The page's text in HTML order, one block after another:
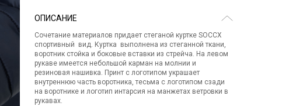
ОПИСАНИЕ
Сочетание материалов придает стеганой куртке SOCCX
спортивный вид. Куртка выполнена из стеганной ткани,
воротник стойка и боковые вставки из стрейча. На левом
рукаве имеется небольшой карман на молнии и
резиновая нашивка. Принт с логотипом украшает
внутреннюю часть воротника, тесьма с логотипом сзади
на воротнике и логотип интарсия на манжетах ветровки в
рукавах.